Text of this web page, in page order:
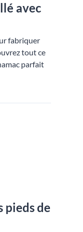
avec
fabriquer
tout ce
parfait
pieds de